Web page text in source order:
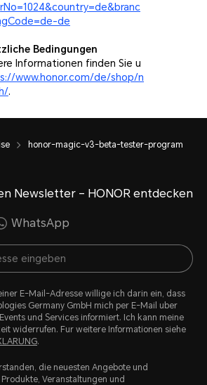
de
Bedingungen
Informationen finden Sie u
www.honor.com/de/shop/n
.
honor-magic-v3-beta-tester-program
Newsletter – HONOR entdecken
WhatsApp
E-Mail-Adresse willige ich darin ein, dass
Germany GmbH mich per E-Mail uber
und Services informiert. Ich kann meine
widerrufen. Fur weitere Informationen siehe
.
die neuesten Angebote und
Veranstaltungen und